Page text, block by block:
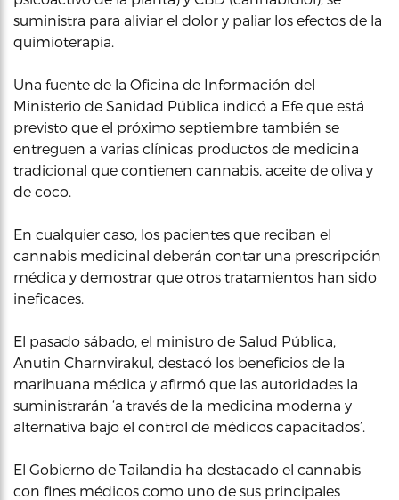
suministra para aliviar el dolor y paliar los efectos de la
quimioterapia.
Una fuente de la Oficina de Información del
Ministerio de Sanidad Pública indicó a Efe que está
previsto que el próximo septiembre también se
entreguen a varias clínicas productos de medicina
tradicional que contienen cannabis, aceite de oliva y
de coco.
En cualquier caso, los pacientes que reciban el
cannabis medicinal deberán contar una prescripción
médica y demostrar que otros tratamientos han sido
ineficaces.
El pasado sábado, el ministro de Salud Pública,
Anutin Charnvirakul, destacó los beneficios de la
marihuana médica y afirmó que las autoridades la
suministrarán ‘a través de la medicina moderna y
alternativa bajo el control de médicos capacitados’.
El Gobierno de Tailandia ha destacado el cannabis
con fines médicos como uno de sus principales